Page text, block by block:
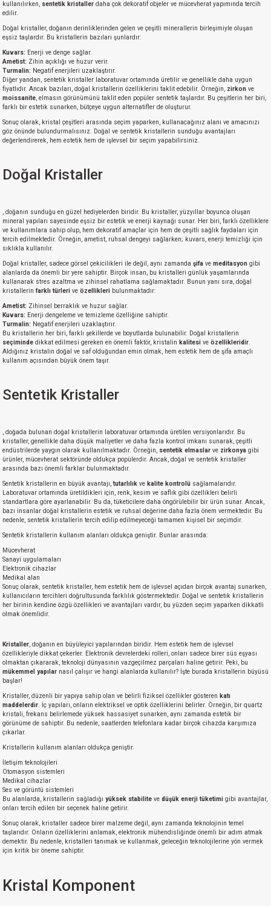
kullanılırken, sentetik kristaller daha çok dekoratif objeler ve mücevherat yapımında tercih
edilir.
Doğal kristaller, doğanın derinliklerinden gelen ve çeşitli minerallerin birleşimiyle oluşan
eşsiz taşlardır. Bu kristallerin bazıları şunlardır:
Kuvars: Enerji ve denge sağlar.
Ametist: Zihin açıklığı ve huzur verir.
Turmalin: Negatif enerjileri uzaklaştırır.
Diğer yandan, sentetik kristaller laboratuvar ortamında üretilir ve genellikle daha uygun
fiyatlıdır. Ancak bazıları, doğal kristallerin özelliklerini taklit edebilir. Örneğin, zirkon ve
moissanite, elmasın görünümünü taklit eden popüler sentetik taşlardır. Bu çeşitlerin her biri,
farklı bir estetik sunarken, bütçeye uygun alternatifler de oluşturur.
Sonuç olarak, kristal çeşitleri arasında seçim yaparken, kullanacağınız alanı ve amacınızı
göz önünde bulundurmalısınız. Doğal ve sentetik kristallerin sunduğu avantajları
değerlendirerek, hem estetik hem de işlevsel bir seçim yapabilirsiniz.
Doğal Kristaller
, doğanın sunduğu en güzel hediyelerden biridir. Bu kristaller, yüzyıllar boyunca oluşan
mineral yapıları sayesinde eşsiz bir estetik ve enerji kaynağı sunar. Her biri, farklı özelliklere
ve kullanımlara sahip olup, hem dekoratif amaçlar için hem de çeşitli sağlık faydaları için
tercih edilmektedir. Örneğin, ametist, ruhsal dengeyi sağlarken; kuvars, enerji temizliği için
sıklıkla kullanılır.
Doğal kristaller, sadece görsel çekicilikleri ile değil, aynı zamanda şifa ve meditasyon gibi
alanlarda da önemli bir yere sahiptir. Birçok insan, bu kristalleri günlük yaşamlarında
kullanarak stres azaltma ve zihinsel rahatlama sağlamaktadır. Bunun yanı sıra, doğal
kristallerin farklı türleri ve özellikleri bulunmaktadır:
Ametist: Zihinsel berraklık ve huzur sağlar.
Kuvars: Enerji dengeleme ve temizleme özelliğine sahiptir.
Turmalin: Negatif enerjileri uzaklaştırır.
Bu kristallerin her biri, farklı şekillerde ve boyutlarda bulunabilir. Doğal kristallerin
seçiminde dikkat edilmesi gereken en önemli faktör, kristalin kalitesi ve özellikleridir.
Aldığınız kristalin doğal ve saf olduğundan emin olmak, hem estetik hem de şifa amaçlı
kullanım açısından büyük önem taşır.
Sentetik Kristaller
, doğada bulunan doğal kristallerin laboratuvar ortamında üretilen versiyonlarıdır. Bu
kristaller, genellikle daha düşük maliyetler ve daha fazla kontrol imkanı sunarak, çeşitli
endüstrilerde yaygın olarak kullanılmaktadır. Örneğin, sentetik elmaslar ve zirkonya gibi
ürünler, mücevherat sektöründe oldukça popülerdir. Ancak, doğal ve sentetik kristaller
arasında bazı önemli farklar bulunmaktadır.
Sentetik kristallerin en büyük avantajı, tutarlılık ve kalite kontrolü sağlamalarıdır.
Laboratuvar ortamında üretildikleri için, renk, kesim ve saflık gibi özellikleri belirli
standartlara göre ayarlanabilir. Bu da, tüketicilere daha öngörülebilir bir ürün sunar. Ancak,
bazı insanlar doğal kristallerin estetik ve ruhsal değerine daha fazla önem vermektedir. Bu
nedenle, sentetik kristallerin tercih edilip edilmeyeceği tamamen kişisel bir seçimdir.
Sentetik kristallerin kullanım alanları oldukça geniştir. Bunlar arasında:
Mücevherat
Sanayi uygulamaları
Elektronik cihazlar
Medikal alan
Sonuç olarak, sentetik kristaller, hem estetik hem de işlevsel açıdan birçok avantaj sunarken,
kullanıcıların tercihleri doğrultusunda farklılık göstermektedir. Doğal ve sentetik kristallerin
her birinin kendine özgü özellikleri ve avantajları vardır, bu yüzden seçim yaparken dikkatli
olmak önemlidir.
Kristaller, doğanın en büyüleyici yapılarından biridir. Hem estetik hem de işlevsel
özellikleriyle dikkat çekerler. Elektronik devrelerdeki rolleri, onları sadece birer süs eşyası
olmaktan çıkararak, teknoloji dünyasının vazgeçilmez parçaları haline getirir. Peki, bu
mükemmel yapılar nasıl çalışır ve hangi alanlarda kullanılır? İşte burada kristallerin büyüsü
başlar!
Kristaller, düzenli bir yapıya sahip olan ve belirli fiziksel özellikler gösteren katı
maddelerdir. İç yapıları, onların elektriksel ve optik özelliklerini belirler. Örneğin, bir quartz
kristali, frekans belirlemede yüksek hassasiyet sunarken, aynı zamanda estetik bir
görünüme de sahiptir. Bu nedenle, saatlerden telefonlara kadar birçok cihazda karşımıza
çıkarlar.
Kristallerin kullanım alanları oldukça geniştir.
İletişim teknolojileri
Otomasyon sistemleri
Medikal cihazlar
Ses ve görüntü sistemleri
Bu alanlarda, kristallerin sağladığı yüksek stabilite ve düşük enerji tüketimi gibi avantajlar,
onları tercih edilen bir seçenek haline getirir.
Sonuç olarak, kristaller sadece birer malzeme değil, aynı zamanda teknolojinin temel
taşlarıdır. Onların özelliklerini anlamak, elektronik mühendisliğinde önemli bir adım atmak
demektir. Bu nedenle, kristalleri tanımak ve kullanmak, geleceğin teknolojilerine yön vermek
için kritik bir öneme sahiptir.
Kristal Komponent